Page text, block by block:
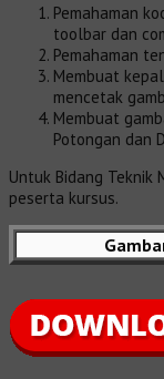
Pemahaman
toolbar dan
Pemahaman
Membuat
mencetak
Membuat
Potongan dan
Untuk Bidang Teknik
peserta kursus.